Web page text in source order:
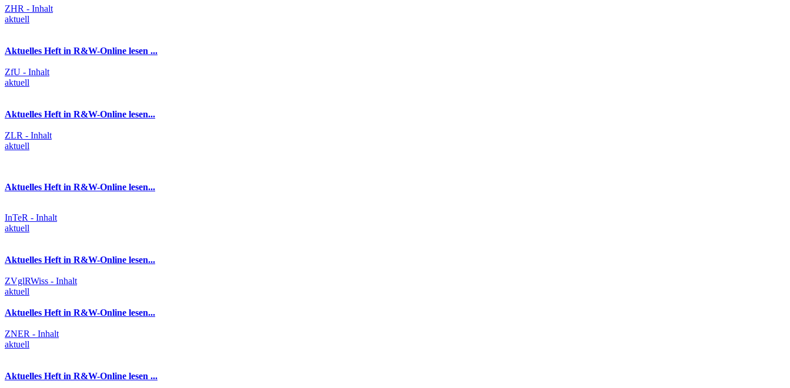
ZHR - Inhalt
aktuell
Aktuelles Heft in R&W-Online lesen ...
ZfU - Inhalt
aktuell
Aktuelles Heft in R&W-Online lesen...
ZLR - Inhalt
aktuell
Aktuelles Heft in R&W-Online lesen...
InTeR - Inhalt
aktuell
Aktuelles Heft in R&W-Online lesen...
ZVglRWiss - Inhalt
aktuell
Aktuelles Heft in R&W-Online lesen...
ZNER - Inhalt
aktuell
Aktuelles Heft in R&W-Online lesen ...